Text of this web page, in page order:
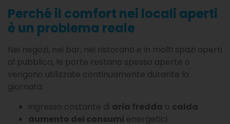
Perché il comfort nei locali aperti
è un problema reale
Nei negozi, nei bar, nei ristoranti e in molti spazi aperti
al pubblico, le porte restano spesso aperte o
vengono utilizzate continuamente durante la
giornata.
ingresso costante di aria fredda o calda
aumento dei consumi energetici